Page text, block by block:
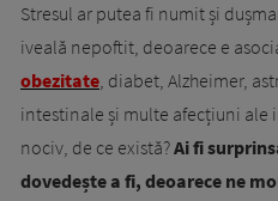
Stresul ar putea fi numit și
iveală nepoftit, deoarece e
obezitate, diabet, Alzheimer,
intestinale și multe afecțiuni ale
nociv, de ce există?Ai fi
dovedește a fi, deoarece ne